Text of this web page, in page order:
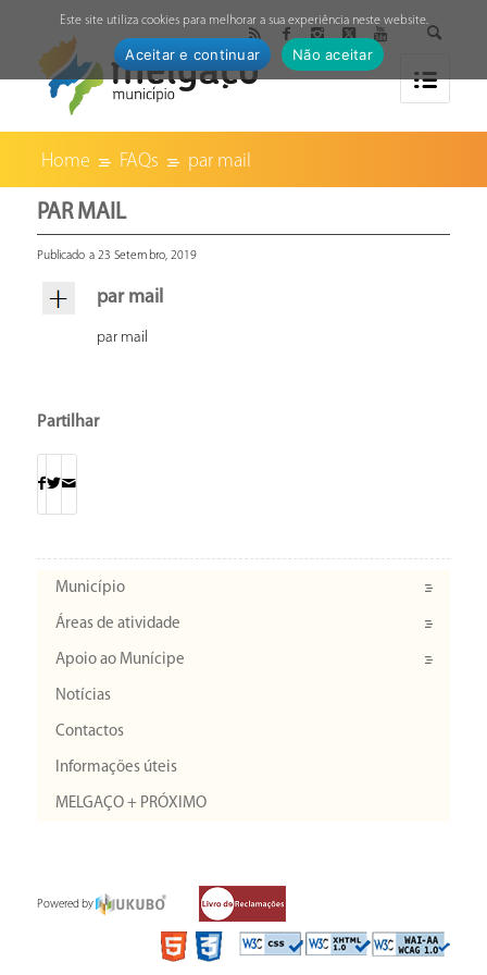
Home FAQs par mail
PAR MAIL
Publicado a 23 Setembro, 2019
par mail
par mail
Partilhar
Município
Áreas de atividade
Apoio ao Munícipe
Notícias
Contactos
Informações úteis
MELGAÇO + PRÓXIMO
Powered by
Este site utiliza cookies para melhorar a sua experiência neste website.
Aceitar e continuar Não aceitar